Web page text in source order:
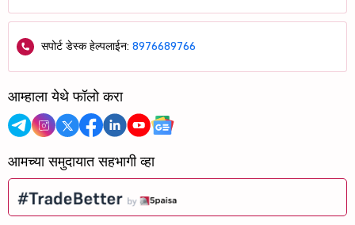
सपोर्ट डेस्क हेल्पलाईन: 8976689766
आम्हाला येथे फॉलो करा
आमच्या समुदायात सहभागी व्हा